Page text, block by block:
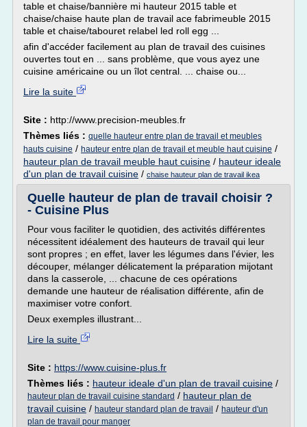
table et chaise/bannière mi hauteur 2015 table et
chaise/chaise haute plan de travail ace fabrimeuble 2015
table et chaise/tabouret relabel led roll egg ...
afin d'accéder facilement au plan de travail des cuisines
ouvertes tout en ... sans problème, que vous ayez une
cuisine américaine ou un îlot central. ... chaise ou...
Lire la suite
Site : http://www.precision-meubles.fr
Thèmes liés : quelle hauteur entre plan de travail et meubles
hauts cuisine / hauteur entre plan de travail et meuble haut cuisine /
hauteur plan de travail meuble haut cuisine / hauteur ideale
d'un plan de travail cuisine / chaise hauteur plan de travail ikea
Quelle hauteur de plan de travail choisir ?
- Cuisine Plus
Pour vous faciliter le quotidien, des activités différentes
nécessitent idéalement des hauteurs de travail qui leur
sont propres ; en effet, laver les légumes dans l'évier, les
découper, mélanger délicatement la préparation mijotant
dans la casserole, ... chacune de ces opérations
demande une hauteur de réalisation différente, afin de
maximiser votre confort.
Deux exemples illustrant...
Lire la suite
Site : https://www.cuisine-plus.fr
Thèmes liés : hauteur ideale d'un plan de travail cuisine /
hauteur plan de travail cuisine standard / hauteur plan de
travail cuisine / hauteur standard plan de travail / hauteur d'un
plan de travail pour manger